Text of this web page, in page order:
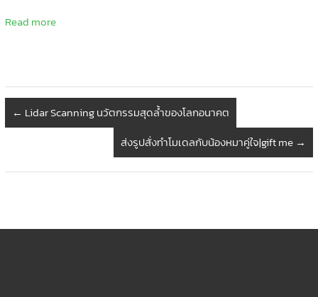
Read more
← Lidar Scanning นวัตกรรมสุดล้ำของโลกอนาคต
ส่งรูปสั่งทำโมเดลกับน้องหมาคู่ใจ|gift me →